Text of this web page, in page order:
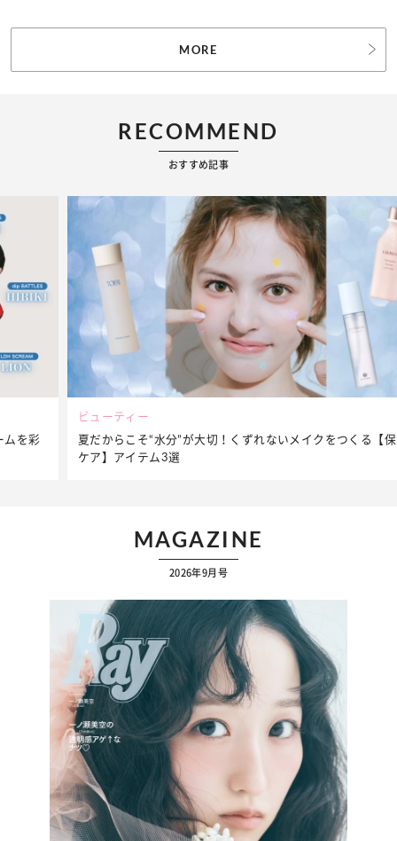
MORE
RECOMMEND
おすすめ記事
ビューティー
夏だからこそ“水分”が大切！くずれないメイクをつくる【保湿
ケア】アイテム3選
MAGAZINE
2026年9月号